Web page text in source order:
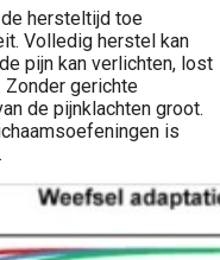
hersteltijd toe
Volledig herstel kan
pijn kan verlichten, lost
Zonder gerichte
de pijnklachten groot.
is